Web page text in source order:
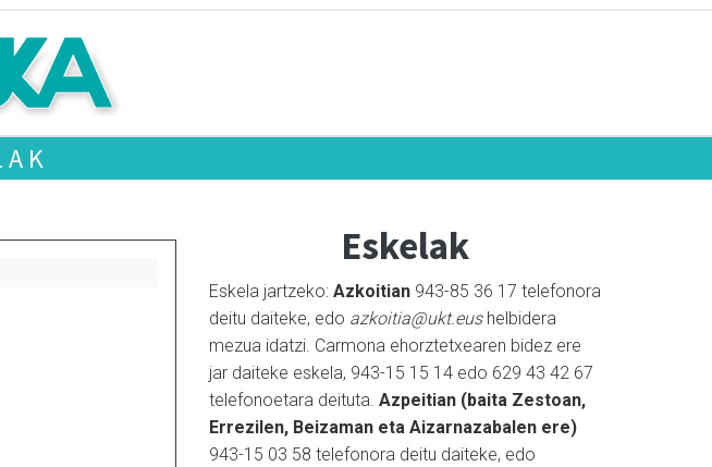
Eskelak
Eskela jartzeko: Azkoitian 943-85 36 17 telefonora
deitu daiteke, edo azkoitia@ukt.eushelbidera
mezua idatzi. Carmona ehorztetxearen bidez ere
jar daiteke eskela, 943-15 15 14 edo 629 43 42 67
telefonoetara deituta. Azpeitian (baita Zestoan,
Errezilen, Beizaman eta Aizarnazabalen ere)
943-15 03 58 telefonora deitu daiteke, edo